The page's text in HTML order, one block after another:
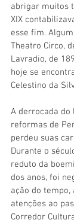
abrigar muitos
XIX
esse fim.
Theatro Circo,
Lavradio, de
hoje se
Celestino da
A derrocada do
reformas de
perdeu suas
Durante o
reduto da
dos anos, foi
ação do
atenções ao
Corredor